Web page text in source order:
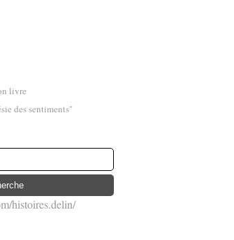
des sentiments"
histoires.delin/